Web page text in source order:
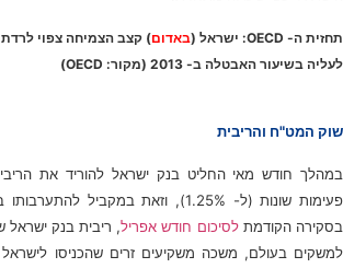
תחזית ה- OECD: ישראל ( באדום
לעליה בשיעור האבטלה ב- 2013 (מקור: OECD)
שוק המט"ח והריבית
פעימות שונות (ל- 1.25%), וזאת במקביל
בסקירה הקודמתלסיכום חודש אפריל, ריבית בנק ישראל
למשקים בעולם, משכה משקיעים זרים שהכניסו